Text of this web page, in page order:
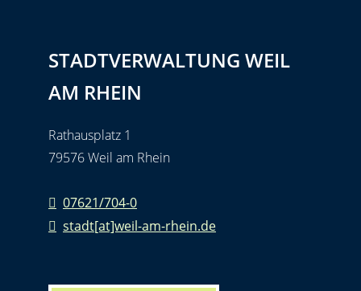
STADTVERWALTUNG WEIL
AM RHEIN
Rathausplatz 1
79576 Weil am Rhein
07621/704-0
stadt[at]weil-am-rhein.de